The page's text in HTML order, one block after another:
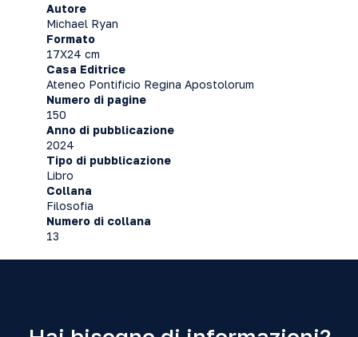
Autore
Michael Ryan
Formato
17X24 cm
Casa Editrice
Ateneo Pontificio Regina Apostolorum
Numero di pagine
150
Anno di pubblicazione
2024
Tipo di pubblicazione
Libro
Collana
Filosofia
Numero di collana
13